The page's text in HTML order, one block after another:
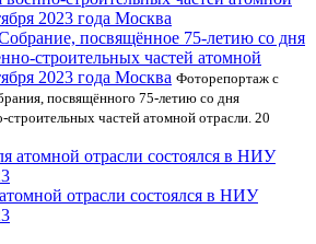
посвящённое 75-летию со дня
строительных частей атомной
2023 года Москва Фоторепортаж с
посвящённого 75-летию со дня
строительных частей атомной отрасли. 20
отрасли состоялся в НИУ